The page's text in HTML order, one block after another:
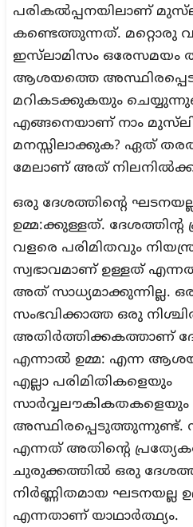
പരികല്‍പ്പനയിലാണ്
കണ്ടെത്തുന്നത്. മറ്റൊരു
ഇസ്‌ലാമിസം ഒരേസമയം
ആശയത്തെ
മറികടക്കുകയും
എങ്ങനെയാണ് നാം
മനസ്സിലാക്കുക? ഏത്
മേലാണ് അത്
ഒരു ദേശത്തിന്റെ
ഉമ്മ:ക്കുള്ളത്.
വളരെ പരിമിതവും
സ്വഭാവമാണ് ഉള്ളത്
അത് സാധ്യമാക്കുന്നില്ല.
സംഭവിക്കാത്ത ഒരു
അതിര്‍ത്തിക്കകത്താണ്
എന്നാല്‍ ഉമ്മ: എന്ന
എല്ലാ പരിമിതികളെയും
സാര്‍വ്വലൗകികതകളെയും
അസ്ഥിരപ്പെടുത്തുന്നുണ്ട്.
എന്നത് അതിന്റെ
ചുരുക്കത്തില്‍ ഒരു
നിര്‍ണ്ണിതമായ ഘടനയല്ല
എന്നതാണ് യാഥാര്‍ത്ഥ്യം.